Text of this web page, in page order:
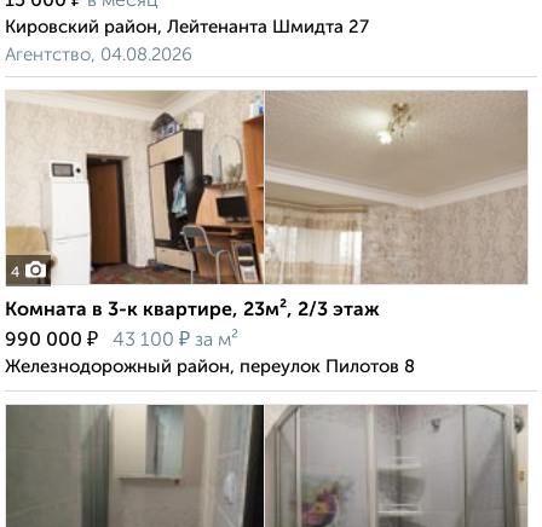
Кировский район, Лейтенанта Шмидта 27
Агентство, 04.08.2026
4
Комната в 3-к квартире, 23м², 2/3 этаж
990 000 ₽ 43 100 ₽ за м²
Железнодорожный район, переулок Пилотов 8